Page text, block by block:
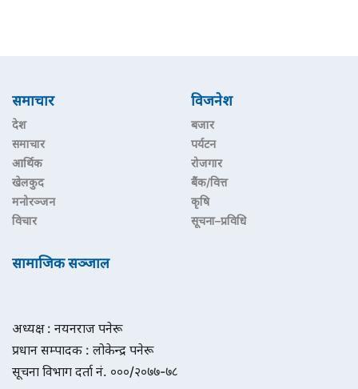
समाचार
देश
समाचार
आर्थिक
खेलकुद
मनोरञ्जन
विचार
विजनेश
बजार
पर्यटन
रोजगार
बैंक/वित्त
कृषि
सूचना–प्रविधि
सामाजिक सञ्जाल
अध्यक्ष : नयनराज पनेरू
प्रधान सम्पादक : लोकेन्द्र पनेरू
सूचना विभाग दर्ता नं. ०००/२०७७-७८